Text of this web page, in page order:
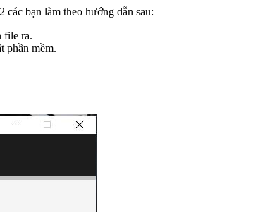
các bạn làm theo hướng dẫn sau:
file ra.
phần mềm.